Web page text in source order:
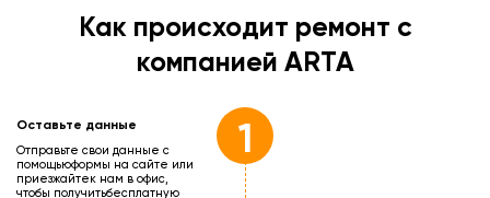
Как происходит ремонт с
компанией ARTA
Оставьте данные
Отправьте свои данные с
помощьюформы на сайте или
приезжайтек нам в офис,
чтобы получитьбесплатную
1